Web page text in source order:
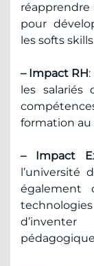
réapprendre
pour
les softs
– Impact RH
les
formation au
– Impact
l’université
également